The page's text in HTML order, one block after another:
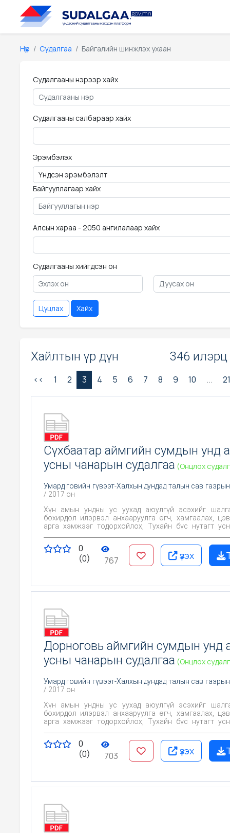
Нүүр Судалгаа Байгалийн шинжлэх ухаан
Судалгааны нэрээр хайх
Судалгааны салбараар хайх
Эрэмбэлэх
Байгууллагаар хайх
Алсын хараа - 2050 ангилалаар хайх
Судалгааны хийгдсэн он
Цуцлах Хайх
Хайлтын үр дүн 346
<< 1 2 3 4 5 6 7 8 9 10 ... 21
Сүхбаатар аймгийн сумдын унд
усны чанарын судалгаа (Онцлох
Умард говийн гүвээт-Халхын дундад талын сав
/ 2017 он
Хүн амын ундны ус уухад аюулгүй эсэхийг шалгах,
бохирдол илэрвэл анхааруулга өгч, хамгаалах,
арга хэмжээг тодорхойлох, Тухайн бүс нутагт усны чанарт
0
(0)
767 үзэх
Дорноговь аймгийн сумдын унд
усны чанарын судалгаа (Онцлох
Умард говийн гүвээт-Халхын дундад талын сав
/ 2017 он
Хүн амын ундны ус уухад аюулгүй эсэхийг шалгах,
бохирдол илэрвэл анхааруулга өгч, хамгаалах,
арга хэмжээг тодорхойлох, Тухайн бүс нутагт усны чанарт
0
(0)
703 үзэх